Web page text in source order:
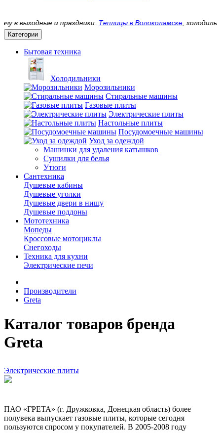
выходные и праздники:Теплицы в Волоколамске,
Категории
Бытовая техника
Холодильники
Морозильники
Стиральные машины
Газовые плиты
Электрические плиты
Настольные плиты
Посудомоечные машины
Уход за одеждой
Машинки для удаления катышков
Сушилки для белья
Утюги
Сантехника
Душевые кабины
Душевые уголки
Душевые двери в нишу
Душевые поддоны
Мототехника
Мопеды
Кроссовые мотоциклы
Снегоходы
Техника для кухни
Электрические печи
Производители
Greta
Каталог товаров бренда
Greta
Электрические плиты
ПАО «ГРЕТА» (г. Дружковка, Донецкая область) более
полувека выпускает газовые плиты, которые сегодня
пользуются спросом у покупателей. В 2005-2008 году